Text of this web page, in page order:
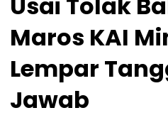
Maros KAI
Lempar
Jawab